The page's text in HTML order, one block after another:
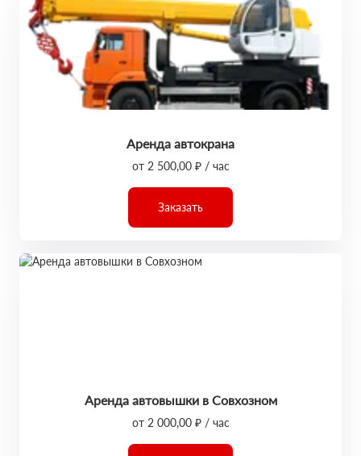
Аренда автокрана
от 2 500,00 ₽ / час
Заказать
Аренда автовышки в Совхозном
от 2 000,00 ₽ / час